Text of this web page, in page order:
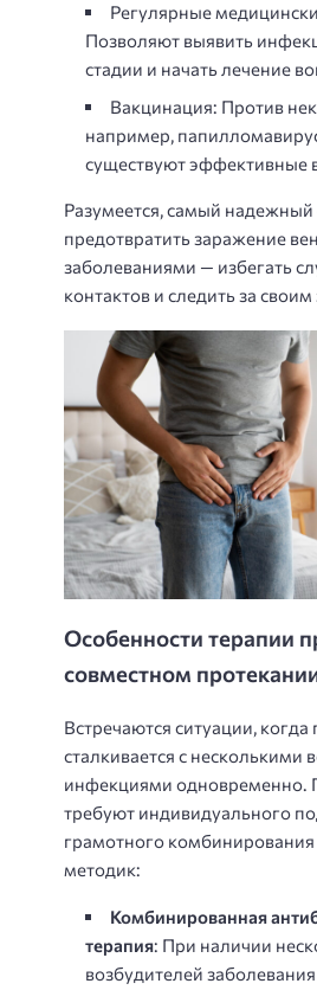
Регулярные
Позволяют выявить
стадии и начать лечение
Вакцинация: Против
например,
существуют эффективные
Разумеется, самый надежный
предотвратить заражение
заболеваниями — избегать
контактов и следить за
Особенности терапии
совместном
Встречаются ситуации, когда
сталкивается с несколькими
инфекциями одновременно.
требуют индивидуального
грамотного комбинирования
методик:
Комбинированная
терапия: При наличии
возбудителей